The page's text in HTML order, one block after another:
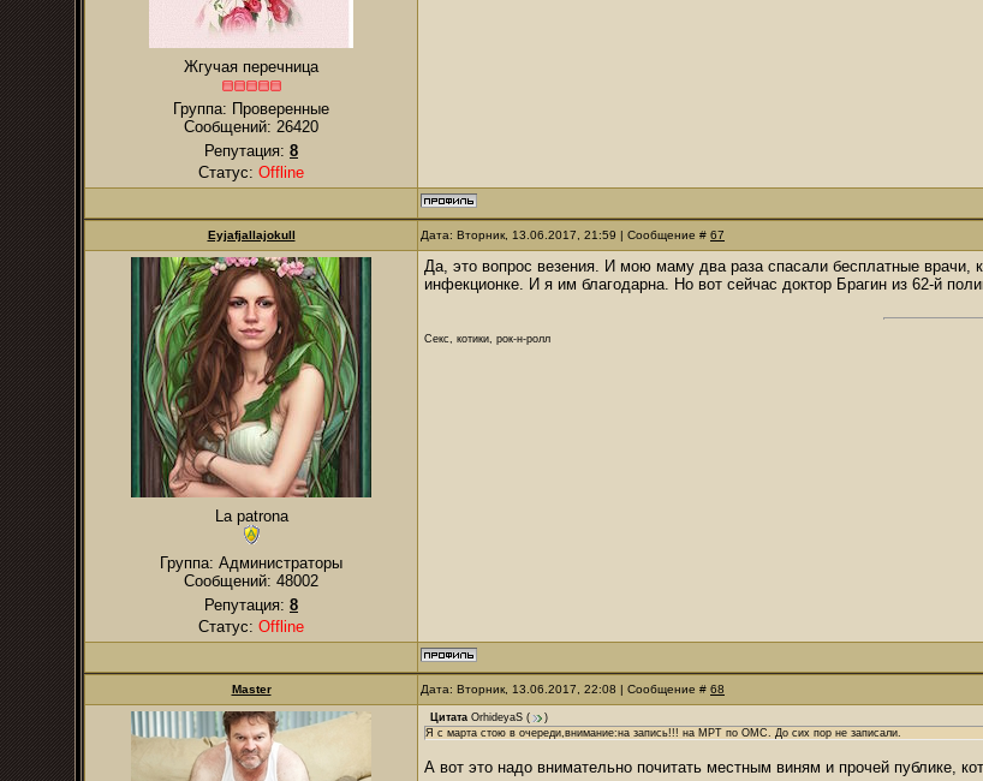
Жгучая перечница
Группа: Проверенные
Сообщений: 26420
Репутация: 8
Статус: Offline
Eyjafjallajokull Дата: Вторник, 13.06.2017, 21:59 | Сообщение # 67
La patrona
Группа: Администраторы
Сообщений: 48002
Репутация: 8
Статус: Offline
Да, это вопрос везения. И мою маму два раза спасали бесплатные врачи,
инфекционке. И я им благодарна. Но вот сейчас доктор Брагин из 62-й
Секс, котики, рок-н-ролл
Master Дата: Вторник, 13.06.2017, 22:08 | Сообщение # 68
Цитата OrhideyaS (
)
Я с марта стою в очереди,внимание:на запись!!! на МРТ по ОМС. До сих пор не записали.
А вот это надо внимательно почитать местным виням и прочей